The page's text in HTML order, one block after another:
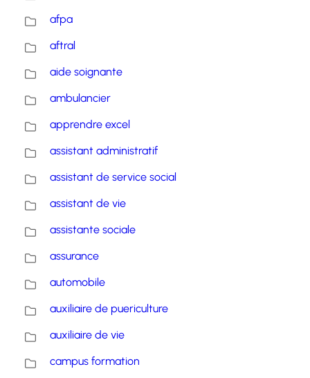
afpa
aftral
aide soignante
ambulancier
apprendre excel
assistant administratif
assistant de service social
assistant de vie
assistante sociale
assurance
automobile
auxiliaire de puericulture
auxiliaire de vie
campus formation